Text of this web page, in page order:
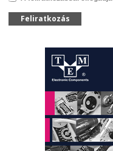
Feliratkozás